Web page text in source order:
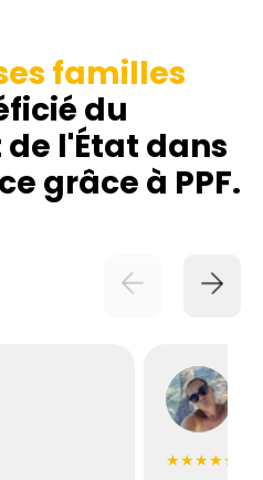
familles
du
l'État dans
grâce à PPF.
★★★★★